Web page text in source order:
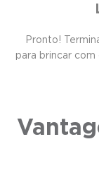
Pronto!
para brincar